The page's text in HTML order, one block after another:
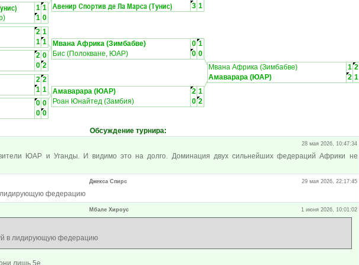
1 1
1 0
Авенир Спортив де Ла Марса (Тунис) 3 1
2 1
1 1
2 0
0 2
Мвана Африка (Зимбабве) 0 1
Бис (Полокване, ЮАР)
0 0
Мвана Африка (Зимбабве)
1 2
Амаварара (ЮАР)
2 1
2 2
1 1
0 0
0 0
Амаварара (ЮАР) 2 1
Роан Юнайтед (Замбия)
0 2
Обсуждение турнира:
28 мая 2026, 10:47:34
ЮАР и Уганды. И видимо это на долго. Доминация двух сильнейших федераций Африки не
Джекса Спирс 29 мая 2026, 22:17:45
федерацию
Мбале Хироус 1 июня 2026, 10:01:02
в лидирующую федерацию
лишь 5е